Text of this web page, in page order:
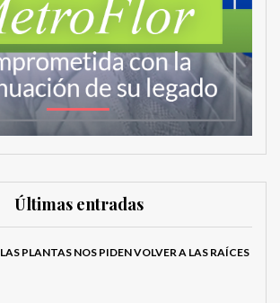
Últimas entradas
LAS PLANTAS NOS PIDEN VOLVER A LAS RAÍCES